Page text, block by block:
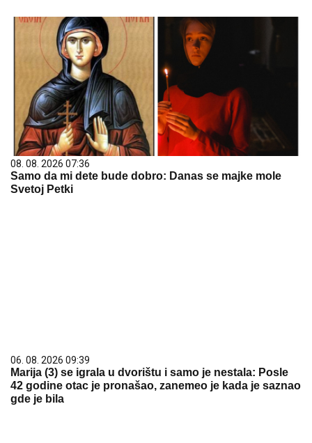
08. 08. 2026 07:36
Samo da mi dete bude dobro: Danas se majke mole
Svetoj Petki
06. 08. 2026 09:39
Marija (3) se igrala u dvorištu i samo je nestala: Posle
42 godine otac je pronašao, zanemeo je kada je saznao
gde je bila